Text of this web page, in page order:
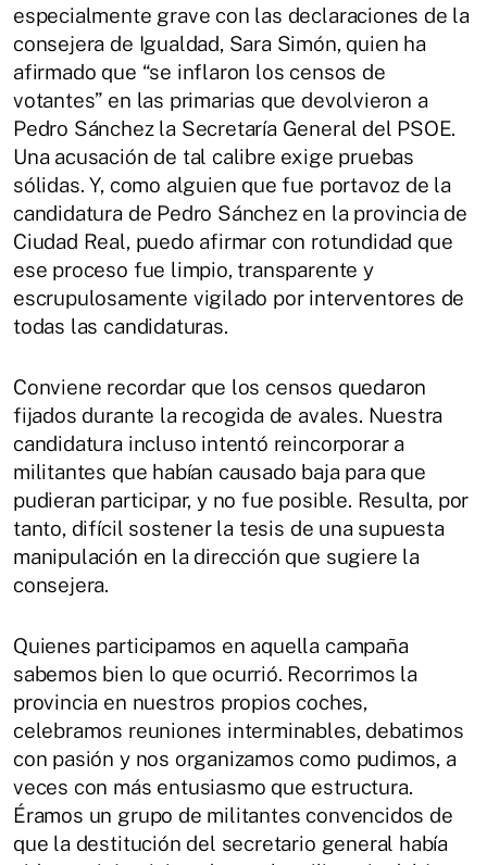
especialmente grave con las declaraciones de la
consejera de Igualdad, Sara Simón, quien ha
afirmado que “se inflaron los censos de
votantes” en las primarias que devolvieron a
Pedro Sánchez la Secretaría General del PSOE.
Una acusación de tal calibre exige pruebas
sólidas. Y, como alguien que fue portavoz de la
candidatura de Pedro Sánchez en la provincia de
Ciudad Real, puedo afirmar con rotundidad que
ese proceso fue limpio, transparente y
escrupulosamente vigilado por interventores de
todas las candidaturas.
Conviene recordar que los censos quedaron
fijados durante la recogida de avales. Nuestra
candidatura incluso intentó reincorporar a
militantes que habían causado baja para que
pudieran participar, y no fue posible. Resulta, por
tanto, difícil sostener la tesis de una supuesta
manipulación en la dirección que sugiere la
consejera.
Quienes participamos en aquella campaña
sabemos bien lo que ocurrió. Recorrimos la
provincia en nuestros propios coches,
celebramos reuniones interminables, debatimos
con pasión y nos organizamos como pudimos, a
veces con más entusiasmo que estructura.
Éramos un grupo de militantes convencidos de
que la destitución del secretario general había